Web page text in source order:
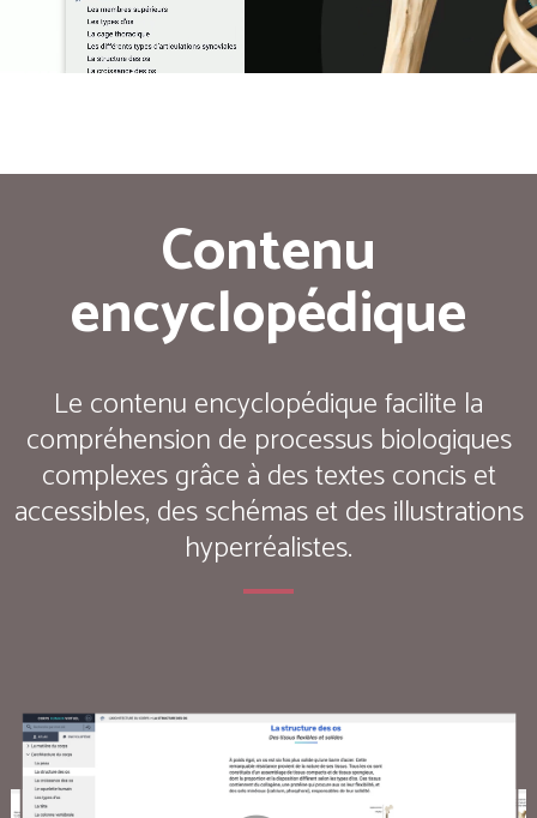
Contenu
encyclopédique
Le contenu encyclopédique facilite la
compréhension de processus biologiques
complexes grâce à des textes concis et
accessibles, des schémas et des illustrations
hyperréalistes.